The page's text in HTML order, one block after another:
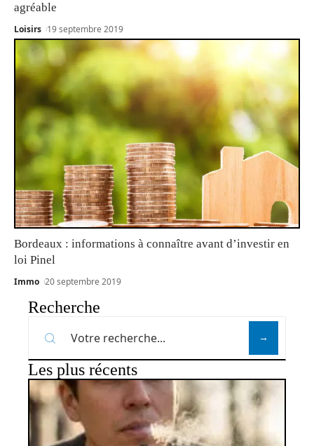
agréable
Loisirs 19 septembre 2019
Bordeaux : informations à connaître avant d’investir en
loi Pinel
Immo 20 septembre 2019
Recherche
Les plus récents